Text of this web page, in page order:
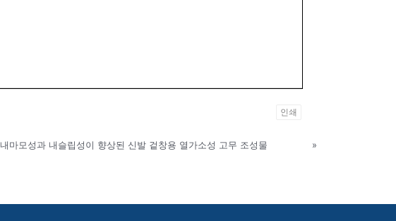
인쇄
내마모성과 내슬립성이 향상된 신발 겉창용 열가소성 고무 조성물 »